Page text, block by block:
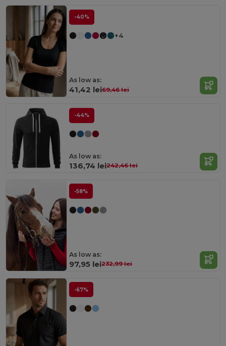
-40%
+4
As low as:
41,42 lei69,46 lei
-44%
As low as:
136,74 lei242,46 lei
-58%
As low as:
97,95 lei232,99 lei
-67%